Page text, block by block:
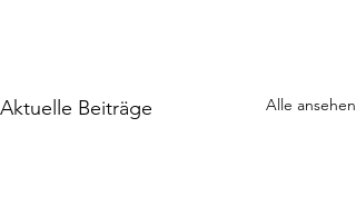
Aktuelle Beiträge Alle ansehen